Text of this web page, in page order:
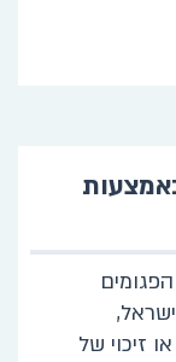
זיכוי של